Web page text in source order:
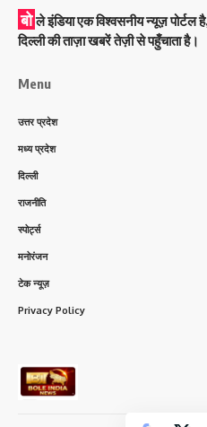
बो ले इंडिया एक विश्वसनीय न्यूज़
दिल्ली की ताज़ा खबरें तेज़ी से पहुँचाता है।
Menu
उत्तर प्रदेश
मध्य प्रदेश
दिल्ली
राजनीति
स्पोर्ट्स
मनोरंजन
टेक न्यूज़
Privacy Policy